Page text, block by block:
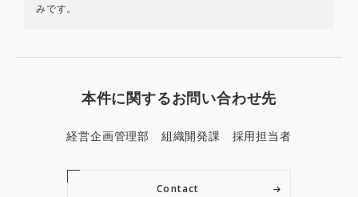
みです。
本件に関するお問い合わせ先
経営企画管理部 組織開発課 採用担当者
Contact